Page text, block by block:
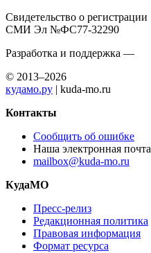
Свидетельство о регистрации
СМИ Эл №ФС77-32290
Разработка и поддержка —
© 2013–2026
кудамо.ру | kuda-mo.ru
Контакты
Сообщить об ошибке
Наша электронная почта
mailbox@kuda-mo.ru
КудаМО
Пресс-релиз
Редакционная политика
Правовая информация
Формат ресурса